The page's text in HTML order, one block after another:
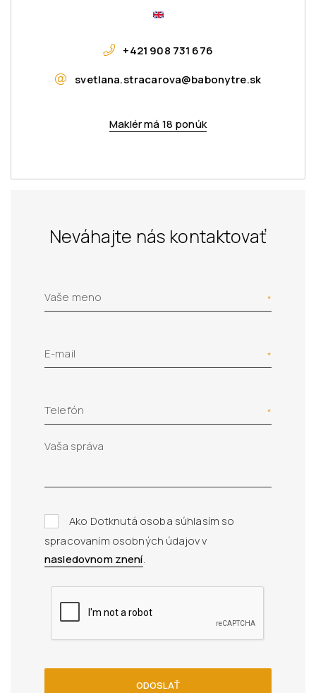
+421 908 731 676
svetlana.stracarova@babonytre.sk
Maklér má 18 ponúk
Neváhajte nás kontaktovať
Vaše meno
E-mail
Telefón
Ako Dotknutá osoba súhlasím so
spracovaním osobných údajov v
nasledovnom znení.
ODOSLAŤ